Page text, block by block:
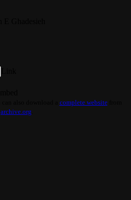
complete websitefrom
archive.org